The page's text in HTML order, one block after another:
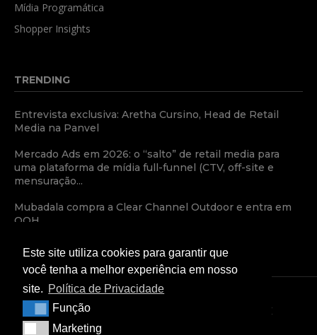
Mídia Programática
Shopper Insights
TRENDING
Entrevista exclusiva: Aretha Cursino, Head de Retail
Media na Panvel
Mercado Ads em 2026: o “salto” de retail media para
uma plataforma de mídia full-funnel (CTV, off-site e
mensuração...
Mubadala compra a Clear Channel Outdoor e entra em
OOH
TERMOS E CONDIÇÕES
POLÍTICA DE PRIVACIDADE
Este site utiliza cookies para garantir que
você tenha a melhor experiência em nosso
site. Política de Privacidade
FunçãoFunção
MarketingMarketing